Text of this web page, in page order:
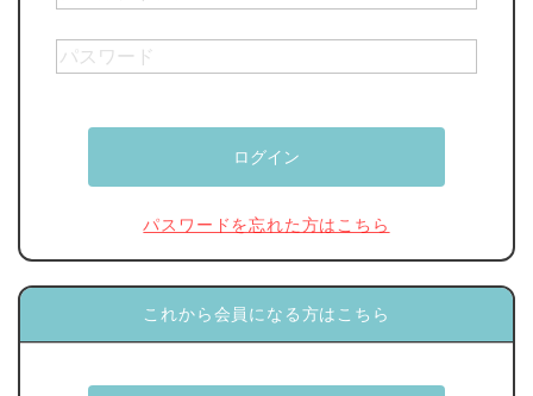
パスワードを忘れた方はこちら
これから会員になる方はこちら